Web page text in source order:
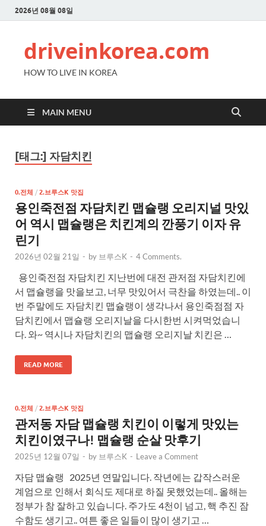
2026년 08월 08일
driveinkorea.com
HOW TO LIVE IN KOREA
MAIN MENU
[태그:] 자담치킨
0.전체 / 2.브루스K 맛집
용인죽전점 자담치킨 맵슐랭 오리지널 맛있
어 역시 맵슐랭은 치킨계의 깐풍기 이자 유
린기
2026년 02월 21일 - by 브루스K - 4 Comments.
용인죽전점 자담치킨 지난번에 대전 관저점 자담치킨에
서 맵슐랭을 맛을보고, 너무 맛있어서 극찬을 하였는데.. 이
번 주말에도 자담치킨 맵슐랭이 생각나서 용인죽점점 자
담치킨에서 맵슐랭 오리지날을 다시한번 시켜먹었습니
다. 와~ 역시나 자담치킨의 맵슐랭 오리지날 치킨은 …
READ MORE
0.전체 / 2.브루스K 맛집
관저동 자담 맵슐랭 치킨이 이렇게 맛있는
치킨이였구나! 맵슐랭 순살 맛후기
2025년 12월 07일 - by 브루스K - Leave a Comment
자담 맵슐랭 2025년 연말입니다. 작년에는 갑작스러운
계엄으로 인해서 회식도 제대로 하질 못했었는데.. 올해는
정부가 참 잘하고 있습니다. 주가도 4천이 넘고, 핵 추진 잠
수함도 생기고.. 여튼 좋은 일들이 많이 생기고 …